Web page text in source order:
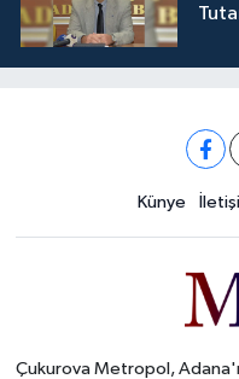
Künye
Çukurova Metropol,